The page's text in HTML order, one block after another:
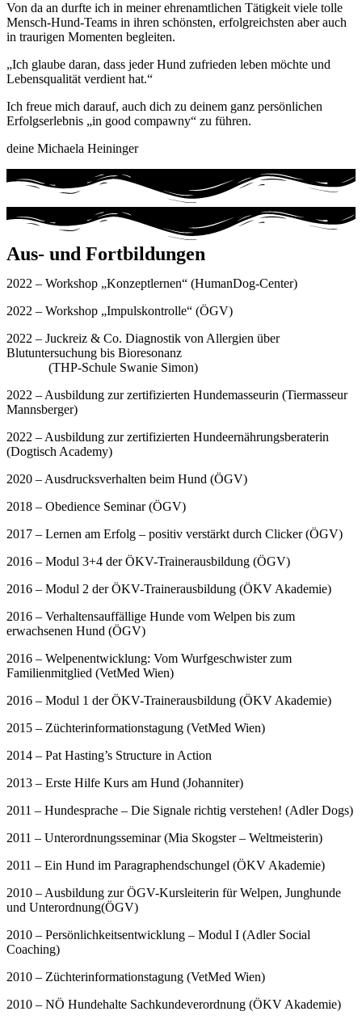
Von da an durfte ich in meiner ehrenamtlichen Tätigkeit viele tolle
Mensch-Hund-Teams in ihren schönsten, erfolgreichsten aber auch
in traurigen Momenten begleiten.
„Ich glaube daran, dass jeder Hund zufrieden leben möchte und
Lebensqualität verdient hat.“
Ich freue mich darauf, auch dich zu deinem ganz persönlichen
Erfolgserlebnis „in good compawny“ zu führen.
deine Michaela Heininger
Aus- und Fortbildungen
2022 – Workshop „Konzeptlernen“ (HumanDog-Center)
2022 – Workshop „Impulskontrolle“ (ÖGV)
2022 – Juckreiz & Co. Diagnostik von Allergien über
Blutuntersuchung bis Bioresonanz
(THP-Schule Swanie Simon)
2022 – Ausbildung zur zertifizierten Hundemasseurin (Tiermasseur
Mannsberger)
2022 – Ausbildung zur zertifizierten Hundeernährungsberaterin
(Dogtisch Academy)
2020 – Ausdrucksverhalten beim Hund (ÖGV)
2018 – Obedience Seminar (ÖGV)
2017 – Lernen am Erfolg – positiv verstärkt durch Clicker (ÖGV)
2016 – Modul 3+4 der ÖKV-Trainerausbildung (ÖGV)
2016 – Modul 2 der ÖKV-Trainerausbildung (ÖKV Akademie)
2016 – Verhaltensauffällige Hunde vom Welpen bis zum
erwachsenen Hund (ÖGV)
2016 – Welpenentwicklung: Vom Wurfgeschwister zum
Familienmitglied (VetMed Wien)
2016 – Modul 1 der ÖKV-Trainerausbildung (ÖKV Akademie)
2015 – Züchterinformationstagung (VetMed Wien)
2014 – Pat Hasting’s Structure in Action
2013 – Erste Hilfe Kurs am Hund (Johanniter)
2011 – Hundesprache – Die Signale richtig verstehen! (Adler Dogs)
2011 – Unterordnungsseminar (Mia Skogster – Weltmeisterin)
2011 – Ein Hund im Paragraphendschungel (ÖKV Akademie)
2010 – Ausbildung zur ÖGV-Kursleiterin für Welpen, Junghunde
und Unterordnung(ÖGV)
2010 – Persönlichkeitsentwicklung – Modul I (Adler Social
Coaching)
2010 – Züchterinformationstagung (VetMed Wien)
2010 – NÖ Hundehalte Sachkundeverordnung (ÖKV Akademie)